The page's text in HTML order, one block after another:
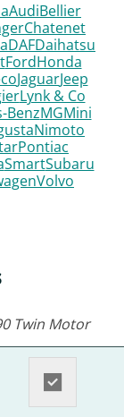
AudiBellier
Chatenet
DAFDaihatsu
FordHonda
JaguarJeep
Lynk & Co
BenzMGMini
Nimoto
Pontiac
SmartSubaru
Volvo
Twin